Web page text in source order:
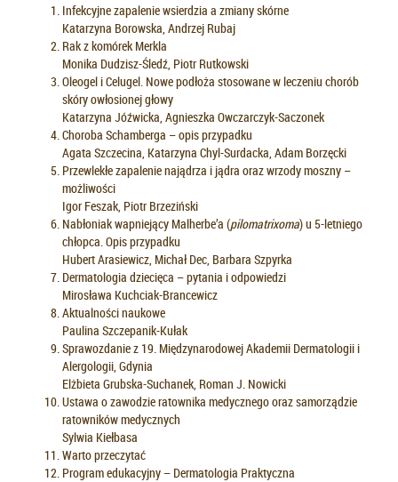
Infekcyjne zapalenie wsierdzia a zmiany skórne
Katarzyna Borowska, Andrzej Rubaj
Rak z komórek Merkla
Monika Dudzisz-Śledź, Piotr Rutkowski
Oleogel i Celugel. Nowe podłoża stosowane w leczeniu chorób
skóry owłosionej głowy
Katarzyna Jóźwicka, Agnieszka Owczarczyk-Saczonek
Choroba Schamberga – opis przypadku
Agata Szczecina, Katarzyna Chyl-Surdacka, Adam Borzęcki
Przewlekłe zapalenie najądrza i jądra oraz wrzody moszny –
możliwości
Igor Feszak, Piotr Brzeziński
Nabłoniak wapniejący Malherbe’a (pilomatrixoma) u 5-letniego
chłopca. Opis przypadku
Hubert Arasiewicz, Michał Dec, Barbara Szpyrka
Dermatologia dziecięca – pytania i odpowiedzi
Mirosława Kuchciak-Brancewicz
Aktualności naukowe
Paulina Szczepanik-Kułak
Sprawozdanie z 19. Międzynarodowej Akademii Dermatologii i
Alergologii, Gdynia
Elżbieta Grubska-Suchanek, Roman J. Nowicki
Ustawa o zawodzie ratownika medycznego oraz samorządzie
ratowników medycznych
Sylwia Kiełbasa
Warto przeczytać
Program edukacyjny – Dermatologia Praktyczna